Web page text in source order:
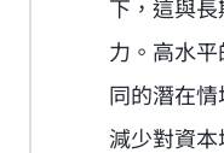
下，這與
力。高水
同的潛在
減少對資